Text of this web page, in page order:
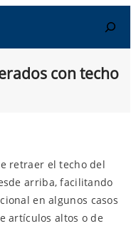
Search
con techo
retraer el techo del
arriba, facilitando
en algunos casos
artículos altos o de